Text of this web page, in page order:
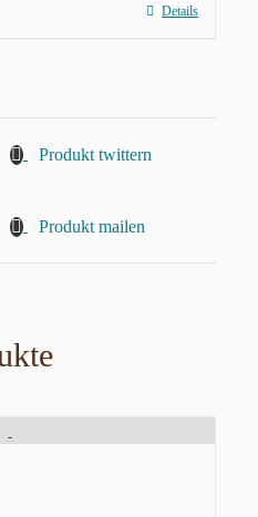
Details
Produkt twittern
Produkt mailen